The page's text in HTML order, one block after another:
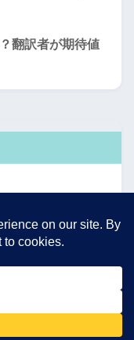
翻訳者が期待値